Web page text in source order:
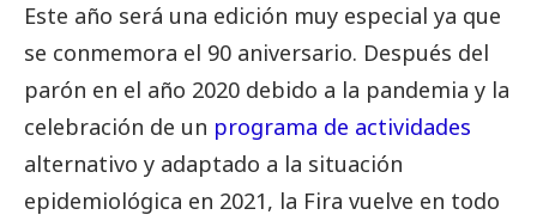
Este año será una edición muy especial ya que
se conmemora el 90 aniversario. Después del
parón en el año 2020 debido a la pandemia y la
celebración de un programa de actividades
alternativo y adaptado a la situación
epidemiológica en 2021, la Fira vuelve en todo